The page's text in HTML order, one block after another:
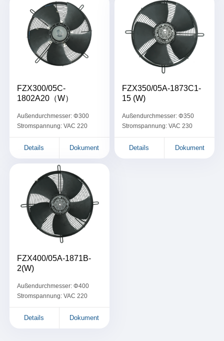
FZX300/05C-
1802A20（W）
Außendurchmesser: Φ300
Stromspannung: VAC 220
Details Dokument
FZX350/05A-1873C1-
15 (W)
Außendurchmesser: Φ350
Stromspannung: VAC 230
Details Dokument
FZX400/05A-1871B-
2(W)
Außendurchmesser: Φ400
Stromspannung: VAC 220
Details Dokument